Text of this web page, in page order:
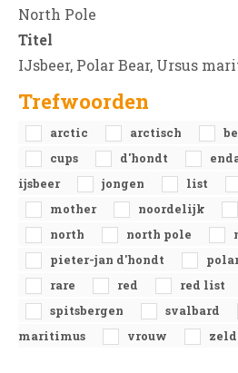
North Pole
Titel
IJsbeer, Polar Bear, Ursus
Trefwoorden
arctic arctisch
cups
d'hondt
ijsbeer
jongen list
mother
noordelijk
north
north pole
pieter-jan d'hondt
rare
red red list
spitsbergen
svalbard
maritimus
vrouw